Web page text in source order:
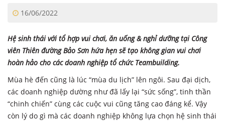
16/06/2022
Hệ sinh thái với tổ hợp vui chơi, ăn uống & nghỉ dưỡng tại Công
viên Thiên đường Bảo Sơn hứa hẹn sẽ tạo không gian vui chơi
hoàn hảo cho các doanh nghiệp tổ chức Teambuilding.
Mùa hè đến cũng là lúc “mùa du lịch” lên ngôi. Sau đại dịch,
các doanh nghiệp dường như đã lấy lại “sức sống”, tinh thần
“chinh chiến” cùng các cuộc vui cũng tăng cao đáng kể. Vậy
còn lý do gì mà các doanh nghiệp không lựa chọn hệ sinh thái